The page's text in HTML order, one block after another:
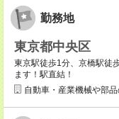
勤務地
東京都中央区
東京駅徒歩1分、京橋駅
ます！駅直結！
自動車・産業機械や部